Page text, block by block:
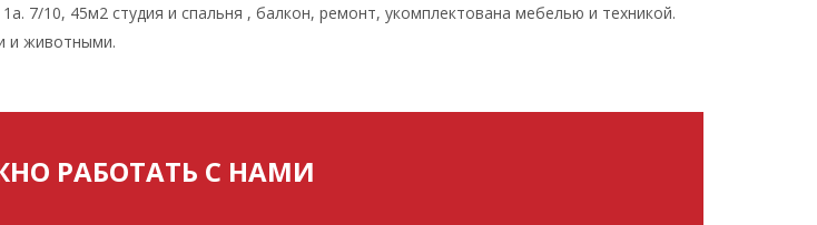
7/10, 45м2 студия и спальня , балкон, ремонт, укомплектована мебелью и техникой.
и животными.
РАБОТАТЬ С НАМИ